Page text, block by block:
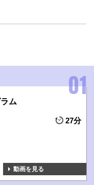
ム
27分
動画を見る